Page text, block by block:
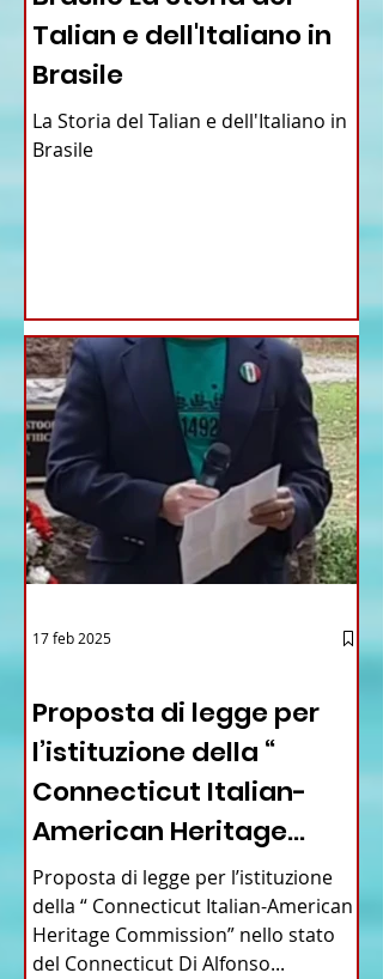
Talian e dell'Italiano in
Brasile
La Storia del Talian e dell'Italiano in
Brasile
Proposta di legge per
l’istituzione della “
Connecticut Italian-
American Heritage
Commission” nello stato
del Connecticut
Proposta di legge per l’istituzione
della “ Connecticut Italian-American
Heritage Commission” nello stato
del Connecticut Di Alfonso...
17 feb 2025